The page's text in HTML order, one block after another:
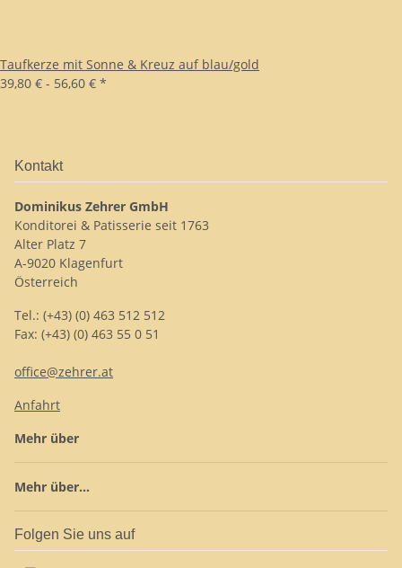
Taufkerze mit Sonne & Kreuz auf blau/gold
39,80 € - 56,60 € *
Kontakt
Dominikus Zehrer GmbH
Konditorei & Patisserie seit 1763
Alter Platz 7
A-9020 Klagenfurt
Österreich
Tel.: (+43) (0) 463 512 512
Fax: (+43) (0) 463 55 0 51
office@zehrer.at
Anfahrt
Mehr über
Mehr über...
Folgen Sie uns auf